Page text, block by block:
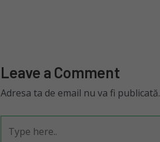
Leave a Comment
Adresa ta de email nu va fi publicată.